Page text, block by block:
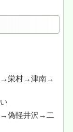
→栄村→津南→
偽軽井沢→二